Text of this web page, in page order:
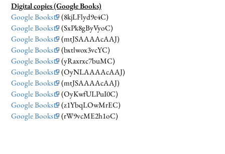
Digital copies (Google Books)
Google Books
(8kjLFlyd9e4C)
Google Books
(SxPk8gByVyoC)
Google Books
(mtJSAAAAcAAJ)
Google Books
(bxtlwox3vcYC)
Google Books
(yRaxrxc7buMC)
Google Books
(OyNLAAAAcAAJ)
Google Books
(mtJSAAAAcAAJ)
Google Books
(OyKwfULPuI0C)
Google Books
(z1YbqLOwMrEC)
Google Books
(rW9vcME2h1oC)